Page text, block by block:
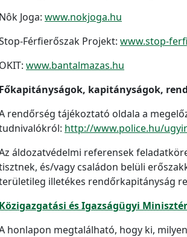
Nôk Joga: www.nokjoga.hu
Férfierőszak Projekt: www.stop-
OKIT: www.bantalmazas.hu
Főkapitányságok, kapitányságok,
rendőrség tájékoztató oldala a
http://www.police.hu/
áldozatvédelmi referensek
és/vagy családon belüli
illetékes rendőrkapitányság
Közigazgatási és Igazságügyi
honlapon megtalálható, hogy ki,